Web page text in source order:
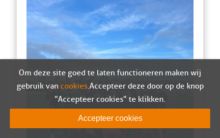
Om deze site goed te laten functioneren maken wij
gebruik van cookies. Accepteer deze door op de knop
"Accepteer cookies" te klikken.
Accepteer cookies